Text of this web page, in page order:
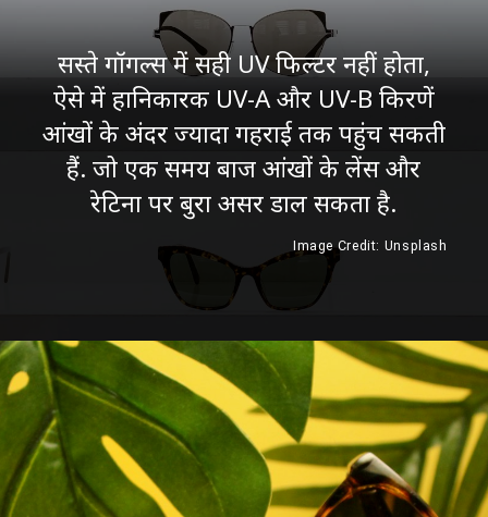
सस्ते गॉगल्स में सही UV फिल्टर नहीं होता,
ऐसे में हानिकारक UV-A और UV-B किरणें
आंखों के अंदर ज्यादा गहराई तक पहुंच सकती
हैं. जो एक समय बाज आंखों के लेंस और
रेटिना पर बुरा असर डाल सकता है.
Image Credit: Unsplash